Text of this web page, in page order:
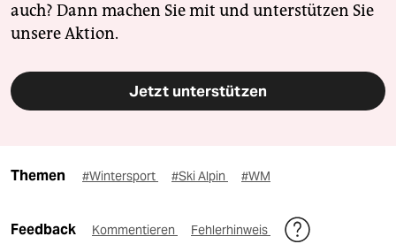
auch? Dann machen Sie mit und unterstützen Sie
unsere Aktion.
Jetzt unterstützen
Themen #Wintersport #Ski Alpin #WM
Feedback Kommentieren Fehlerhinweis